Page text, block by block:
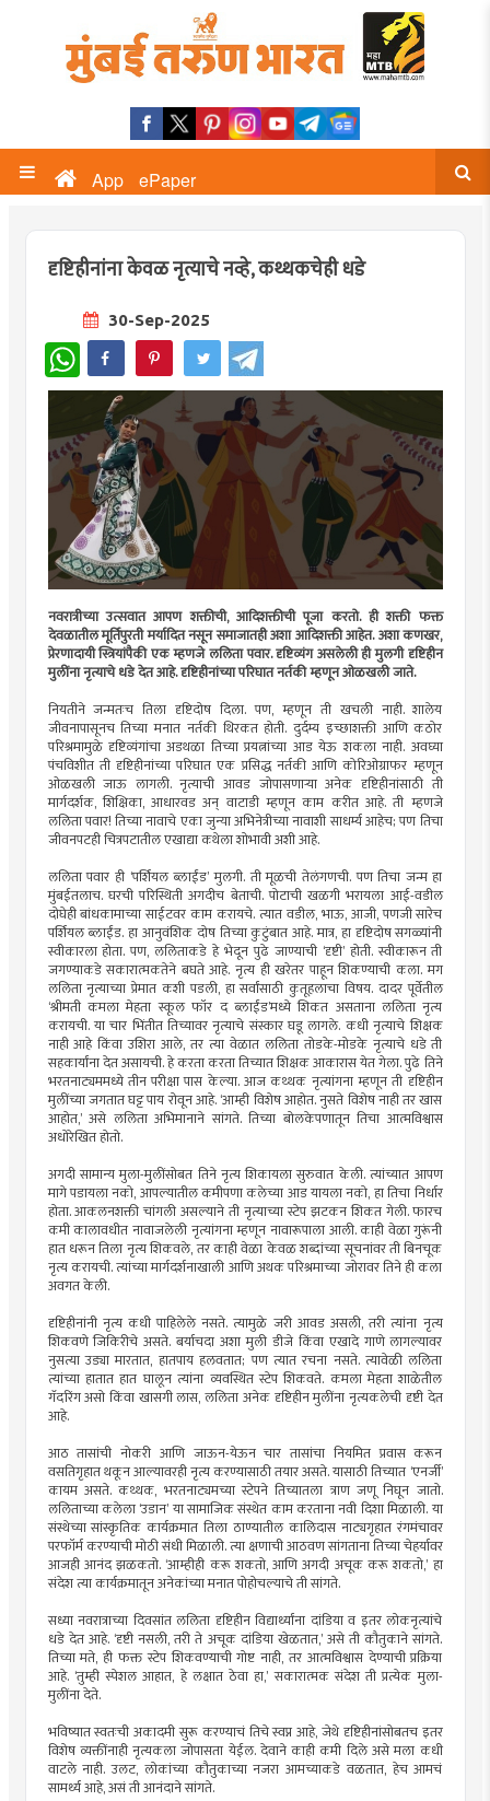
App ePaper
दृष्टिहीनांना केवळ नृत्याचे नव्हे, कथ्थकचेही धडे
30-Sep-2025
WhatsApp
नवरात्रीच्या उत्सवात आपण शक्तीची, आदिशक्तीची पूजा करतो. ही शक्ती फक्त
देवळातील मूर्तिपुरती मर्यादित नसून समाजातही अशा आदिशक्ती आहेत. अशा कणखर,
प्रेरणादायी स्त्रियांपैकी एक म्हणजे ललिता पवार. दृष्टिव्यंग असलेली ही मुलगी दृष्टिहीन
मुलींना नृत्याचे धडे देत आहे. दृष्टिहीनांच्या परिघात नर्तकी म्हणून ओळखली जाते.
नियतीने जन्मतःच तिला दृष्टिदोष दिला. पण, म्हणून ती खचली नाही. शालेय
जीवनापासूनच तिच्या मनात नर्तकी थिरकत होती. दुर्दम्य इच्छाशक्ती आणि कठोर
परिश्रमामुळे दृष्टिव्यंगांचा अडथळा तिच्या प्रयत्नांच्या आड येऊ शकला नाही. अवघ्या
पंचविशीत ती दृष्टिहीनांच्या परिघात एक प्रसिद्ध नर्तकी आणि कोरिओग्राफर म्हणून
ओळखली जाऊ लागली. नृत्याची आवड जोपासणाऱ्या अनेक दृष्टिहीनांसाठी ती
मार्गदर्शक, शिक्षिका, आधारवड अन् वाटाडी म्हणून काम करीत आहे. ती म्हणजे
ललिता पवार! तिच्या नावाचे एका जुन्या अभिनेत्रीच्या नावाशी साधर्म्य आहेच; पण तिचा
जीवनपटही चित्रपटातील एखाद्या कथेला शोभावी अशी आहे.
ललिता पवार ही ‘पर्शियल ब्लाईंड’ मुलगी. ती मूळची तेलंगणची. पण तिचा जन्म हा
मुंबईतलाच. घरची परिस्थिती अगदीच बेताची. पोटाची खळगी भरायला आई-वडील
दोघेही बांधकामाच्या साईटवर काम करायचे. त्यात वडील, भाऊ, आजी, पणजी सारेच
पर्शियल ब्लाईंड. हा आनुवंशिक दोष तिच्या कुटुंबात आहे. मात्र, हा दृष्टिदोष सगळ्यांनी
स्वीकारला होता. पण, ललिताकडे हे भेदून पुढे जाण्याची ‘दृष्टी’ होती. स्वीकारून ती
जगण्याकडे सकारात्मकतेने बघते आहे. नृत्य ही खरेतर पाहून शिकण्याची कला. मग
ललिता नृत्याच्या प्रेमात कशी पडली, हा सर्वांसाठी कुतूहलाचा विषय. दादर पूर्वेतील
‘श्रीमती कमला मेहता स्कूल फॉर द ब्लाईंड’मध्ये शिकत असताना ललिता नृत्य
करायची. या चार भिंतीत तिच्यावर नृत्याचे संस्कार घडू लागले. कधी नृत्याचे शिक्षक
नाही आहे किंवा उशिरा आले, तर त्या वेळात ललिता तोडके-मोडके नृत्याचे धडे ती
सहकार्यांना देत असायची. हे करता करता तिच्यात शिक्षक आकारास येत गेला. पुढे तिने
भरतनाट्यममध्ये तीन परीक्षा पास केल्या. आज कथ्थक नृत्यांगना म्हणून ती दृष्टिहीन
मुलींच्या जगतात घट्ट पाय रोवून आहे. ‘आम्ही विशेष आहोत. नुसते विशेष नाही तर खास
आहोत,’ असे ललिता अभिमानाने सांगते. तिच्या बोलकेपणातून तिचा आत्मविश्वास
अधोरेखित होतो.
अगदी सामान्य मुला-मुलींसोबत तिने नृत्य शिकायला सुरुवात केली. त्यांच्यात आपण
मागे पडायला नको, आपल्यातील कमीपणा कलेच्या आड यायला नको, हा तिचा निर्धार
होता. आकलनशक्ती चांगली असल्याने ती नृत्याच्या स्टेप झटकन शिकत गेली. फारच
कमी कालावधीत नावाजलेली नृत्यांगना म्हणून नावारूपाला आली. काही वेळा गुरूंनी
हात धरून तिला नृत्य शिकवले, तर काही वेळा केवळ शब्दांच्या सूचनांवर ती बिनचूक
नृत्य करायची. त्यांच्या मार्गदर्शनाखाली आणि अथक परिश्रमाच्या जोरावर तिने ही कला
अवगत केली.
दृष्टिहीनांनी नृत्य कधी पाहिलेले नसते. त्यामुळे जरी आवड असली, तरी त्यांना नृत्य
शिकवणे जिकिरीचे असते. बर्याचदा अशा मुली डीजे किंवा एखादे गाणे लागल्यावर
नुसत्या उड्या मारतात, हातपाय हलवतात; पण त्यात रचना नसते. त्यावेळी ललिता
त्यांच्या हातात हात घालून त्यांना व्यवस्थित स्टेप शिकवते. कमला मेहता शाळेतील
गॅदरिंग असो किंवा खासगी लास, ललिता अनेक दृष्टिहीन मुलींना नृत्यकलेची दृष्टी देत
आहे.
आठ तासांची नोकरी आणि जाऊन-येऊन चार तासांचा नियमित प्रवास करून
वसतिगृहात थकून आल्यावरही नृत्य करण्यासाठी तयार असते. यासाठी तिच्यात ‘एनर्जी’
कायम असते. कथ्थक, भरतनाट्यमच्या स्टेपने तिच्यातला त्राण जणू निघून जातो.
ललिताच्या कलेला ‘उडान’ या सामाजिक संस्थेत काम करताना नवी दिशा मिळाली. या
संस्थेच्या सांस्कृतिक कार्यक्रमात तिला ठाण्यातील कालिदास नाट्यगृहात रंगमंचावर
परफॉर्म करण्याची मोठी संधी मिळाली. त्या क्षणाची आठवण सांगताना तिच्या चेहर्यावर
आजही आनंद झळकतो. ‘आम्हीही करू शकतो, आणि अगदी अचूक करू शकतो,’ हा
संदेश त्या कार्यक्रमातून अनेकांच्या मनात पोहोचल्याचे ती सांगते.
सध्या नवरात्राच्या दिवसांत ललिता दृष्टिहीन विद्यार्थ्यांना दांडिया व इतर लोकनृत्यांचे
धडे देत आहे. ‘दृष्टी नसली, तरी ते अचूक दांडिया खेळतात,’ असे ती कौतुकाने सांगते.
तिच्या मते, ही फक्त स्टेप शिकवण्याची गोष्ट नाही, तर आत्मविश्वास देण्याची प्रक्रिया
आहे. ‘तुम्ही स्पेशल आहात, हे लक्षात ठेवा हा,’ सकारात्मक संदेश ती प्रत्येक मुला-
मुलींना देते.
भविष्यात स्वतःची अकादमी सुरू करण्याचं तिचे स्वप्न आहे, जेथे दृष्टिहीनांसोबतच इतर
विशेष व्यक्तींनाही नृत्यकला जोपासता येईल. देवाने काही कमी दिले असे मला कधी
वाटले नाही. उलट, लोकांच्या कौतुकाच्या नजरा आमच्याकडे वळतात, हेच आमचं
सामर्थ्य आहे, असं ती आनंदाने सांगते.